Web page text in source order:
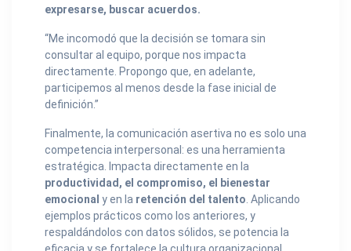
expresarse, buscar acuerdos.
“Me incomodó que la decisión se tomara sin
consultar al equipo, porque nos impacta
directamente. Propongo que, en adelante,
participemos al menos desde la fase inicial de
definición.”
Finalmente, la comunicación asertiva no es solo una
competencia interpersonal: es una herramienta
estratégica. Impacta directamente en la
productividad, el compromiso, el bienestar
emocional y en la retención del talento . Aplicando
ejemplos prácticos como los anteriores, y
respaldándolos con datos sólidos, se potencia la